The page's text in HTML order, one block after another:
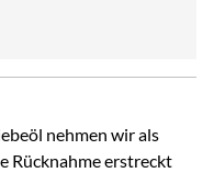
nehmen wir als
Rücknahme erstreckt